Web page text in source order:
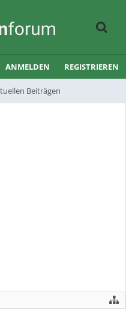
Beiträgen
ANMELDEN REGISTRIEREN